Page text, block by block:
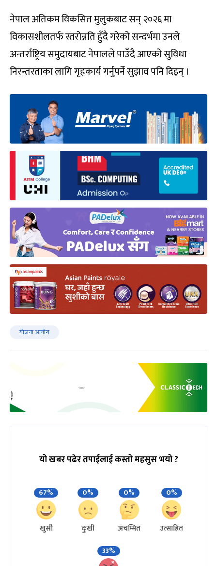
नेपाल अतिकम विकसित मुलुकबाट सन् २०२६ मा
विकासशीलतर्फ स्तरोन्नति हुँदै गरेको सन्दर्भमा उनले
अन्तर्राष्ट्रिय समुदायबाट नेपालले पाउँदै आएको सुविधा
निरन्तरताका लागि गृहकार्य गर्नुपर्ने सुझाव पनि दिइन् ।
योजना आयोग
यो खबर पढेर तपाईलाई कस्तो महसुस भयो ?
67%
खुसी
0%
दुःखी
0%
अचम्मित
0%
उत्साहित
33%